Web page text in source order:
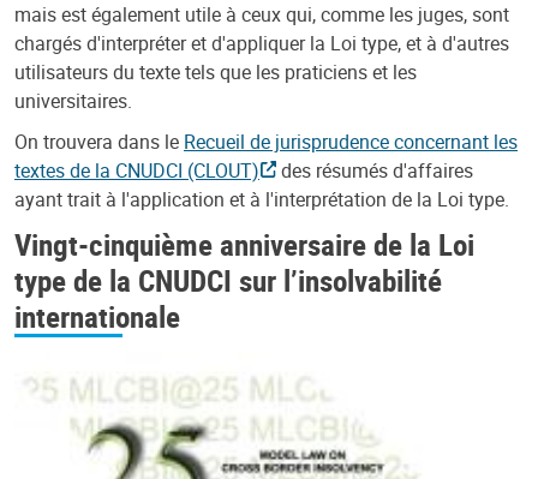
mais est également utile à ceux qui, comme les juges, sont
chargés d'interpréter et d'appliquer la Loi type, et à d'autres
utilisateurs du texte tels que les praticiens et les
universitaires.
On trouvera dans le Recueil de jurisprudence concernant les
textes de la CNUDCI (CLOUT)
des résumés d'affaires
ayant trait à l'application et à l'interprétation de la Loi type.
Vingt-cinquième anniversaire de la Loi
type de la CNUDCI sur l’insolvabilité
internationale